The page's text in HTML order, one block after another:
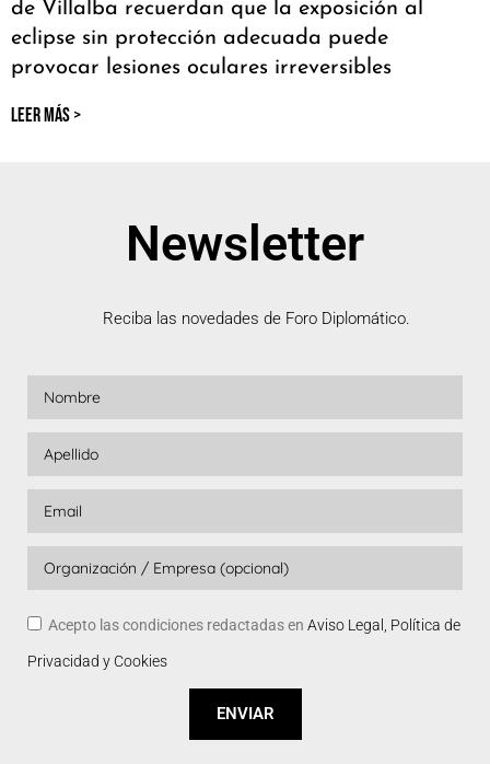
de Villalba recuerdan que la exposición al
eclipse sin protección adecuada puede
provocar lesiones oculares irreversibles
LEER MÁS >
Newsletter
Reciba las novedades de Foro Diplomático.
Acepto las condiciones redactadas en Aviso Legal, Política de
Privacidad y Cookies
ENVIAR